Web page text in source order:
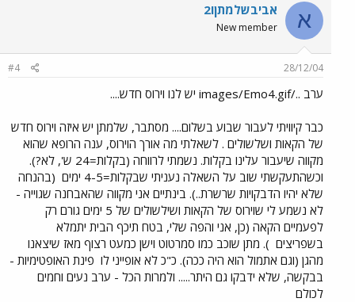
א אביבשלמתןו2
New member
28/12/04
#4
ערב ../images/Emo4.gif יש לנו וירוס חדש....
כבר קיוויתי לעבור שבוע בשלום.... מסתבר, שלמתן יש איזה וירוס חדש
של הקאות ושלשולים . לשאלתי מה אורך הוירוס, ענה הרופא שהוא
מקווה שיעבור עלינו בקלות. נשמתי לרווחה (בקלות=24 ש', לא?).
וכשהתעקשתי שוב על השאלה נעניתי שבקלות=4-5 ימים
(בהנחה
שלא יהיו הדבקויות שרשרת..). בינתיים אני מקווה שהאבחנה שגוייה -
לא נשמע לי שוירוס של הקאות ושילשולים של 5 ימים גורם רק
לפעמיים הקאה (כן, אני והפה שלי, בטח תיכף הבית יתמלא
בשפריצים ). מתן שוכב כמו סמרטוט וישן כמעט רצוף מאז שיצאנו
מהגן (וגם אתמול הוא היה ככה). כ"כ לא אופייני לו פינת האופטימיות -
בבקשה, שלא ידבקו גם היתר..... ולמרות הכל - ערב נעים וחמים
לכולם